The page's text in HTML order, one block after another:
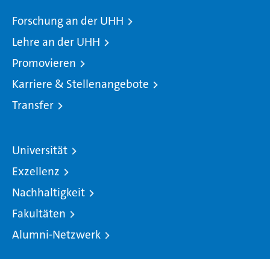
Forschung an der UHH
Lehre an der UHH
Promovieren
Karriere & Stellenangebote
Transfer
Universität
Exzellenz
Nachhaltigkeit
Fakultäten
Alumni-Netzwerk